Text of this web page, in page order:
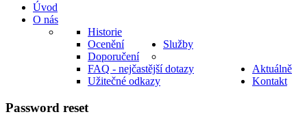
Úvod
O nás
Historie
Ocenění
Doporučení
Služby
FAQ - nejčastější dotazy
Užitečné odkazy
Aktuálně
Kontakt
Password reset